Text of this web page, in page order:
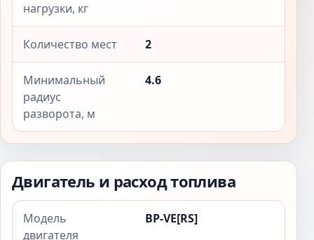
нагрузки, кг
Количество мест 2
Минимальный
радиус
разворота, м
4.6
Двигатель и расход топлива
Модель
двигателя
BP-VE[RS]